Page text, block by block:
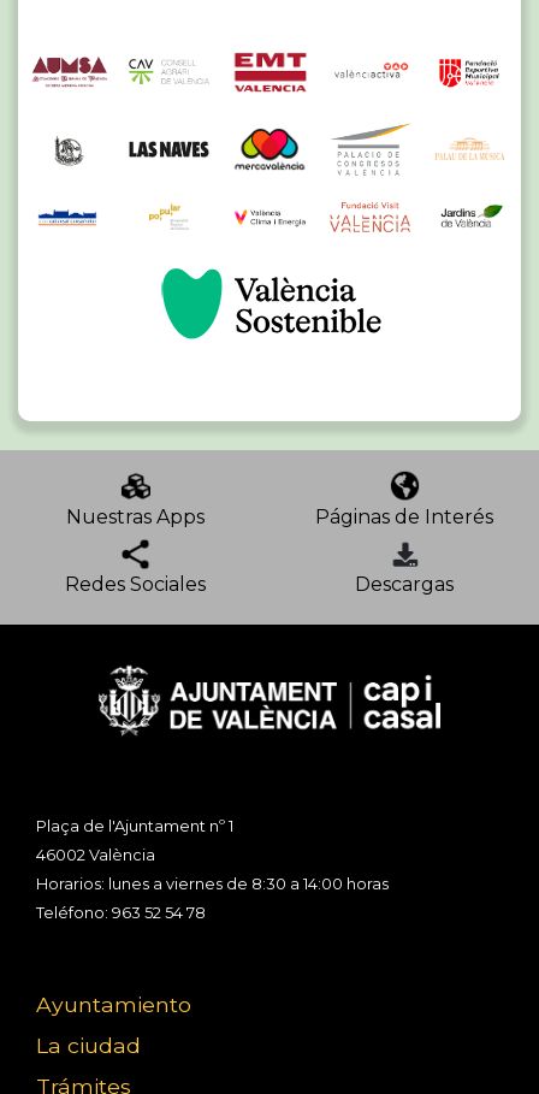
Nuestras Apps Páginas de Interés
Redes Sociales Descargas
Plaça de l'Ajuntament nº 1
46002 València
Horarios: lunes a viernes de 8:30 a 14:00 horas
Teléfono: 963 52 54 78
Ayuntamiento
La ciudad
Trámites